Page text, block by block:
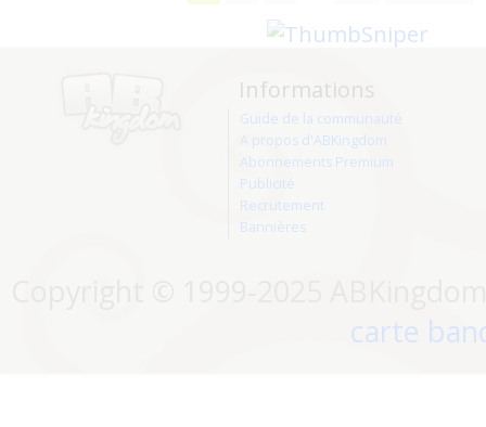
Informations
Guide de la communauté
A propos d'ABKingdom
Abonnements Premium
Publicité
Recrutement
Bannières
carte